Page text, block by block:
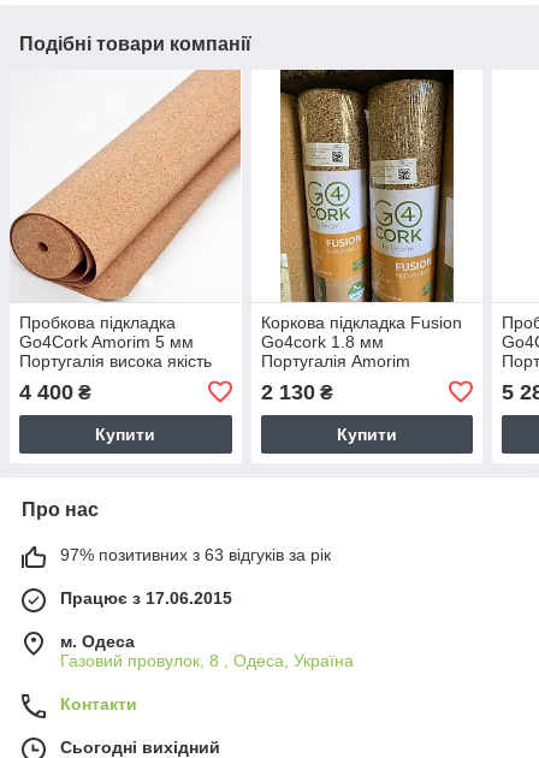
Подібні товари компанії
Пробкова підкладка
Go4Cork Amorim 5 мм
Португалія висока якість
4 400 ₴
Купити
Коркова підкладка Fusion
Go4cork 1.8 мм
Португалія Amorim
2 130₴
Купити
5
Про нас
97% позитивних з 63 відгуків за рік
Працює з 17.06.2015
м. Одеса
Газовий провулок, 8 , Одеса, Україна
Контакти
Сьогодні вихідний